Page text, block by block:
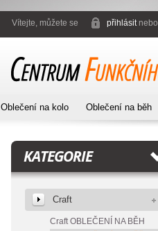
Vítejte, můžete se přihlásitnebo
Oblečení na kolo Oblečení na běh
KATEGORIE
Craft
Craft OBLEČENÍ NA BĚH